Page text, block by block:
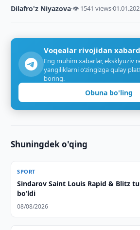
Dilafro'z Niyazova·👁 1541 views·
Voqealar rivojidan
Eng muhim xabarlar, eksklyuziv
yangiliklarni o‘zingizga qulay
boring.
Obuna bo'ling
Shuningdek o'qing
SPORT
Sindarov Saint Louis Rapid & Blitz
bo‘ldi
08/08/2026